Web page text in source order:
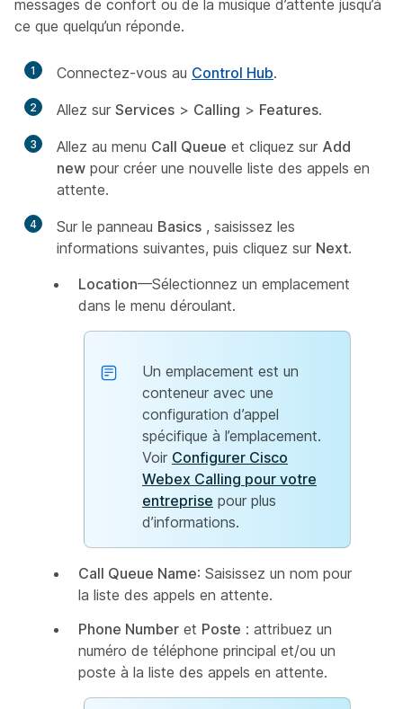
messages de confort ou de la musique d’attente jusqu’à
ce que quelqu’un réponde.
1 Connectez-vous au Control Hub.
2 Allez sur Services > Calling > Features.
3 Allez au menu Call Queue et cliquez sur Add
new pour créer une nouvelle liste des appels en
attente.
4 Sur le panneau Basics , saisissez les
informations suivantes, puis cliquez sur Next.
Location—Sélectionnez un emplacement
dans le menu déroulant.
Un emplacement est un
conteneur avec une
configuration d’appel
spécifique à l’emplacement.
Voir Configurer Cisco
Webex Calling pour votre
entreprise pour plus
d’informations.
Call Queue Name: Saisissez un nom pour
la liste des appels en attente.
Phone Number et Poste : attribuez un
numéro de téléphone principal et/ou un
poste à la liste des appels en attente.